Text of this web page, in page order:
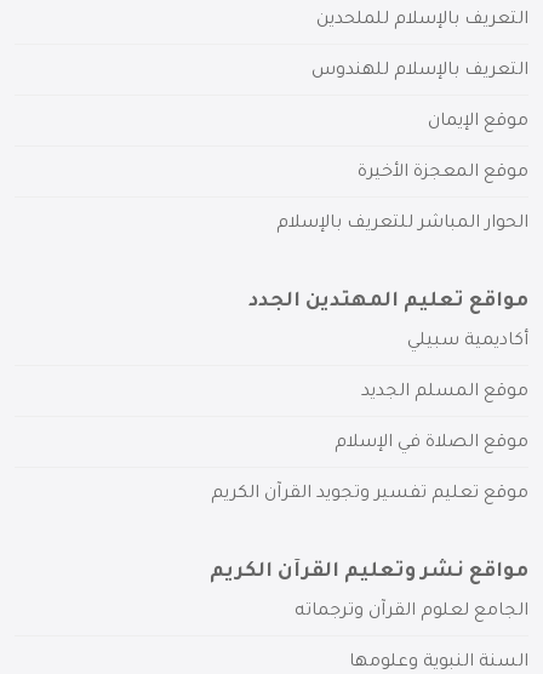
التعريف بالإسلام للملحدين
التعريف بالإسلام للهندوس
موقع الإيمان
موقع المعجزة الأخيرة
الحوار المباشر للتعريف بالإسلام
مواقع تعليم المهتدين الجدد
أكاديمية سبيلي
موقع المسلم الجديد
موقع الصلاة في الإسلام
موقع تعليم تفسير وتجويد القرآن الكريم
مواقع نشر وتعليم القرآن الكريم
الجامع لعلوم القرآن وترجماته
السنة النبوية وعلومها